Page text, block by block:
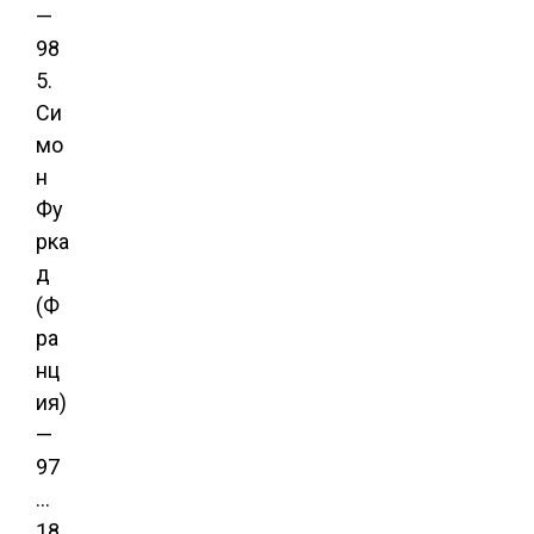
—
98
5.
Си
мо
н
Фу
рка
д
(Ф
ра
нц
ия)
—
97
…